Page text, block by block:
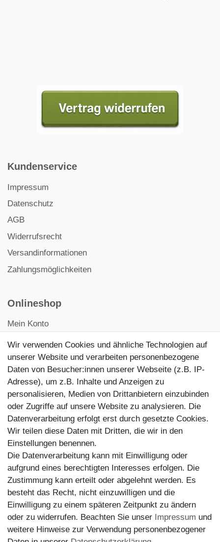
Kundenservice
Impressum
Datenschutz
AGB
Widerrufsrecht
Versandinformationen
Zahlungsmöglichkeiten
Onlineshop
Mein Konto
Kontakt
Kundenretouren
Reparaturservice
Zahlungsarten
Versand
Wir verwenden Cookies und ähnliche Technologien auf
unserer Website und verarbeiten personenbezogene
Daten von Besucher:innen unserer Webseite (z.B. IP-
Adresse), um z.B. Inhalte und Anzeigen zu
personalisieren, Medien von Drittanbietern einzubinden
oder Zugriffe auf unsere Website zu analysieren. Die
Datenverarbeitung erfolgt erst durch gesetzte Cookies.
Wir teilen diese Daten mit Dritten, die wir in den
Einstellungen benennen.
Die Datenverarbeitung kann mit Einwilligung oder
aufgrund eines berechtigten Interesses erfolgen. Die
Zustimmung kann erteilt oder abgelehnt werden. Es
besteht das Recht, nicht einzuwilligen und die
Einwilligung zu einem späteren Zeitpunkt zu ändern
oder zu widerrufen. Beachten Sie unser Impressum und
weitere Hinweise zur Verwendung personenbezogener